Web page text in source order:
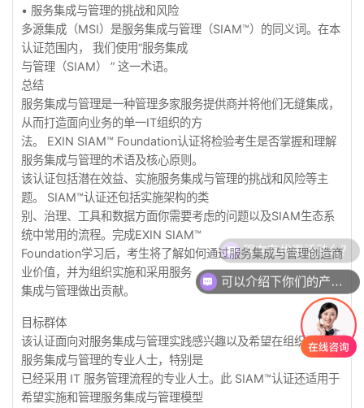
• 服务集成与管理的挑战和风险
多源集成（MSI）是服务集成与管理（SIAM™）的同义词。在本
认证范围内， 我们使用“服务集成
与管理（SIAM） ” 这一术语。
总结
服务集成与管理是一种管理多家服务提供商并将他们无缝集成，
从而打造面向业务的单一IT组织的方
法。 EXIN SIAM™ Foundation认证将检验考生是否掌握和理解
服务集成与管理的术语及核心原则。
该认证包括潜在效益、实施服务集成与管理的挑战和风险等主
题。 SIAM™认证还包括实施架构的类
别、治理、工具和数据方面你需要考虑的问题以及SIAM生态系
统中常用的流程。完成EXIN SIAM™
Foundation学习后，考生将了解如何通过服务集成与管理创造商
业价值，并为组织实施和采用服务
集成与管理做出贡献。
目标群体
该认证面向对服务集成与管理实践感兴趣以及希望在组织中实施
服务集成与管理的专业人士，特别是
已经采用 IT 服务管理流程的专业人士。此 SIAM™认证还适用于
希望实施和管理服务集成与管理模型
现在有优惠活动么？